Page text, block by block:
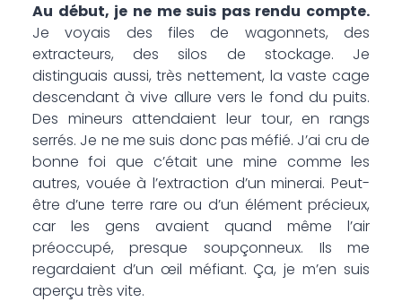
Au début, je ne me suis pas rendu compte.
Je voyais des files de wagonnets, des
extracteurs, des silos de stockage. Je
distinguais aussi, très nettement, la vaste cage
descendant à vive allure vers le fond du puits.
Des mineurs attendaient leur tour, en rangs
serrés. Je ne me suis donc pas méfié. J’ai cru de
bonne foi que c’était une mine comme les
autres, vouée à l’extraction d’un minerai. Peut-
être d’une terre rare ou d’un élément précieux,
car les gens avaient quand même l’air
préoccupé, presque soupçonneux. Ils me
regardaient d’un œil méfiant. Ça, je m’en suis
aperçu très vite.